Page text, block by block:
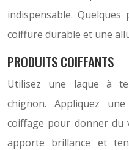
indispensable.
coiffure durable et une
PRODUITS COIFFANTS
Utilisez une laque à
chignon. Appliquez
coiffage pour donner du
apporte brillance et